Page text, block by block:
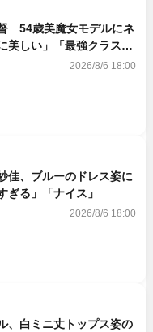
54歳美魔女モデルにネ
美しい」「最強クラス」
2026/8/6 18:00
佳、ブルーのドレス姿に
ぎる」「ナイス」
2026/8/6 18:00
、白ミニ丈トップス姿の